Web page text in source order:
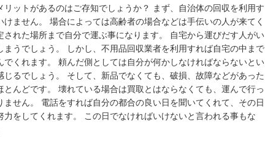
ットがあるのはご存知でしょうか？ まず、自治体の回収を利用す
ません。 場合によっては高齢者の場合などは手伝いの人が来てく
れた場所まで自分で運ぶ事になります。 自宅から運びだす人がい
うでしょう。 しかし、不用品回収業者を利用すれば自宅の中まで
でくれます。 頼んだ側としては自分が何かしなければならないとい
るでしょう。 そして、新品でなくても、破損、故障などがあった
んどです。 壊れている場合は買取とはならなくても、運んで行っ
せん。 電話をすれば自分の都合の良い日を聞いてくれて、その日
をしてくれます。 この日でなければいけないと言われる事もな